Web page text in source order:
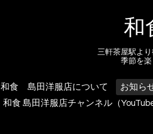
和
三軒茶屋駅よ
季節を楽
和食 島田洋服店について お知ら
和食 島田洋服店チャンネル（YouTube